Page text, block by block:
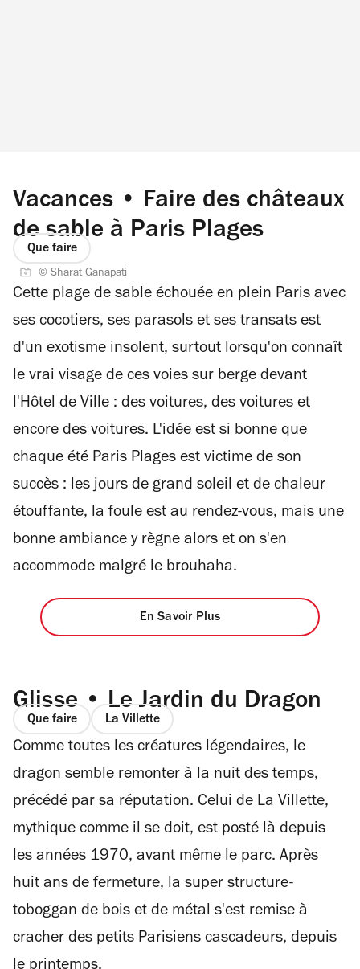
Vacances • Faire des châteaux
de sable à Paris Plages
Que faire
© Sharat Ganapati
Cette plage de sable échouée en plein Paris avec
ses cocotiers, ses parasols et ses transats est
d'un exotisme insolent, surtout lorsqu'on connaît
le vrai visage de ces voies sur berge devant
l'Hôtel de Ville : des voitures, des voitures et
encore des voitures. L'idée est si bonne que
chaque été Paris Plages est victime de son
succès : les jours de grand soleil et de chaleur
étouffante, la foule est au rendez-vous, mais une
bonne ambiance y règne alors et on s'en
accommode malgré le brouhaha.
En Savoir Plus
Glisse • Le Jardin du Dragon
Que faire La Villette
Comme toutes les créatures légendaires, le
dragon semble remonter à la nuit des temps,
précédé par sa réputation. Celui de La Villette,
mythique comme il se doit, est posté là depuis
les années 1970, avant même le parc. Après
huit ans de fermeture, la super structure-
toboggan de bois et de métal s'est remise à
cracher des petits Parisiens cascadeurs, depuis